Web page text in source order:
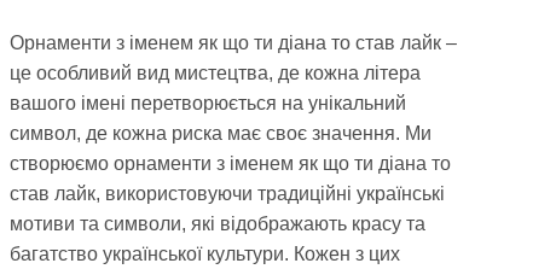
Орнаменти з іменем як що ти діана то став лайк –
це особливий вид мистецтва, де кожна літера
вашого імені перетворюється на унікальний
символ, де кожна риска має своє значення. Ми
створюємо орнаменти з іменем як що ти діана то
став лайк, використовуючи традиційні українські
мотиви та символи, які відображають красу та
багатство української культури. Кожен з цих